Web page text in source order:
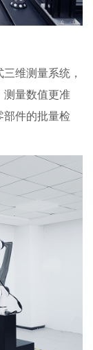
维测量系统，
测量数值更准
部件的批量检